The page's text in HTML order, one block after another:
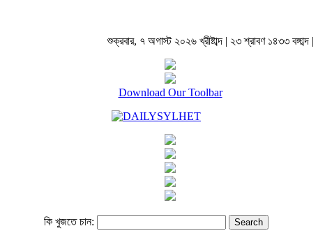
শুক্রবার, ৭ অগাস্ট ২০২৬ খ্রীষ্টাব্দ | ২৩ শ্রাবণ ১৪৩৩ বঙ্গাব্দ |
Download Our Toolbar
কি খুজতে চান: